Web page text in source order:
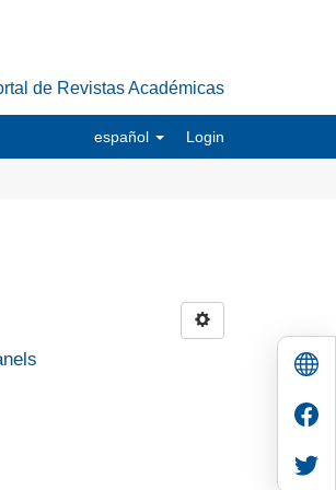
de Revistas Académicas
español Login